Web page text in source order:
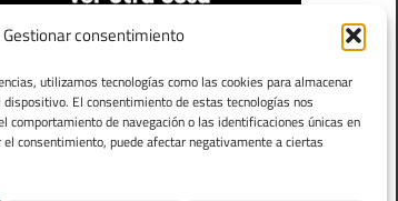
Gestionar consentimiento
utilizamos tecnologías como las cookies para almacenar
El consentimiento de estas tecnologías nos
comportamiento de navegación o las identificaciones únicas en
consentimiento, puede afectar negativamente a ciertas